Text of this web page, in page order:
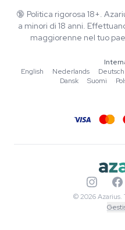
FAQ
Informativa sulla privacy
Blog
Musica
Linee guida editoriali
Strumenti e Calcolatori
🔞 Politica rigorosa 18+.
a minori di 18 anni.
maggiorenne nel tuo
English
·Nederlands ·Deutsch
Dansk
·Suomi ·
© 2026 Azarius.